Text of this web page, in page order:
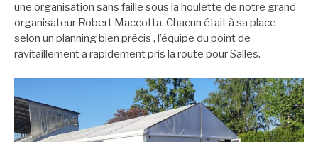
une organisation sans faille sous la houlette de notre grand
organisateur Robert Maccotta. Chacun était à sa place
selon un planning bien précis , l’équipe du point de
ravitaillement a rapidement pris la route pour Salles.